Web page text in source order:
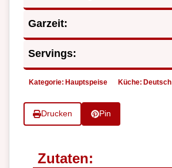
Garzeit:
Servings:
Kategorie: Hauptspeise Küche: Deutsch
Drucken Pin
Zutaten: